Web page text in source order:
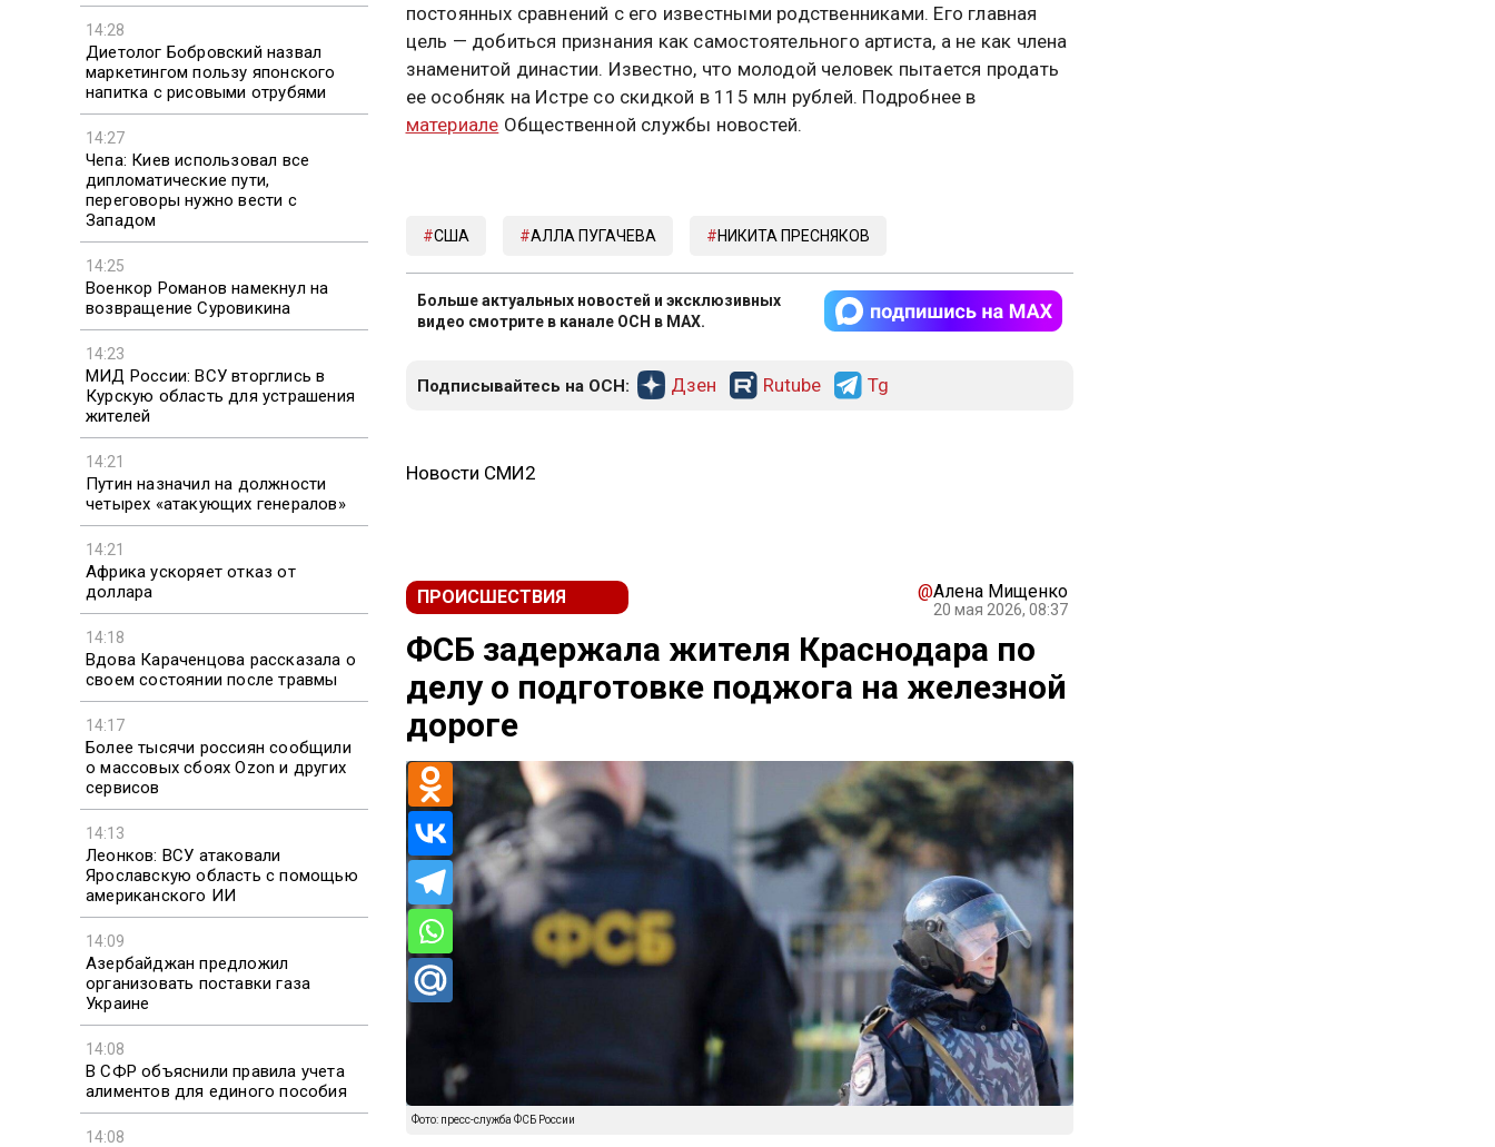
14:28
Диетолог Бобровский назвал
маркетингом пользу японского
напитка с рисовыми отрубями
14:27
Чепа: Киев использовал все
дипломатические пути,
переговоры нужно вести с
Западом
14:25
Военкор Романов намекнул на
возвращение Суровикина
14:23
МИД России: ВСУ вторглись в
Курскую область для устрашения
жителей
14:21
Путин назначил на должности
четырех «атакующих генералов»
14:21
Африка ускоряет отказ от
доллара
14:18
Вдова Караченцова рассказала о
своем состоянии после травмы
14:17
Более тысячи россиян сообщили
о массовых сбоях Ozon и других
сервисов
14:13
Леонков: ВСУ атаковали
Ярославскую область с помощью
американского ИИ
14:09
Азербайджан предложил
организовать поставки газа
Украине
14:08
В СФР объяснили правила учета
алиментов для единого пособия
14:08
постоянных сравнений с его известными родственниками. Его главная
цель — добиться признания как самостоятельного артиста, а не как члена
знаменитой династии. Известно, что молодой человек пытается продать
ее особняк на Истре со скидкой в 115 млн рублей. Подробнее в
материале Общественной службы новостей.
США АЛЛА ПУГАЧЕВА НИКИТА ПРЕСНЯКОВ
Больше актуальных новостей и эксклюзивных
видео смотрите в канале ОСН в MAX.
Подписывайтесь на ОСН: Дзен Rutube Tg
Новости СМИ2
ПРОИСШЕСТВИЯ @Алена Мищенко
20 мая 2026, 08:37
ФСБ задержала жителя Краснодара по
делу о подготовке поджога на железной
дороге
Фото: пресс-служба ФСБ России